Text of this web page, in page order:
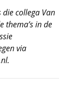
collega Van
thema’s in de
via